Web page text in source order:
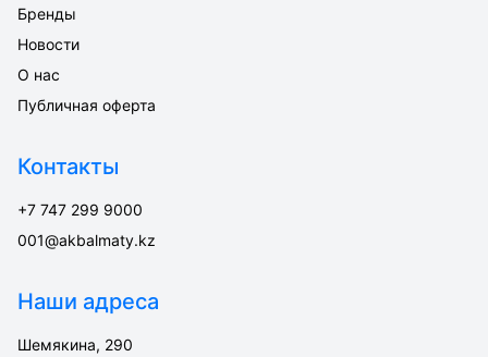
Бренды
Новости
О нас
Публичная оферта
Контакты
+7 747 299 9000
001@akbalmaty.kz
Наши адреса
Шемякина, 290